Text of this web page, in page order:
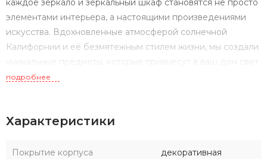
элементами интерьера, а настоящими произведениями
искусства. Вдохновленные атмосферой солнечной
Калифорнии и её безмятежным стилем жизни, мы создали
и гармонию. Зеркальные шкафы из этой коллекции не
и организованность, сохраняя ваши вещи в порядке, при
обстановку. Мягкие закругленные грани сохраняют
подробнее
Характеристики
Покрытие корпуса
декоративная